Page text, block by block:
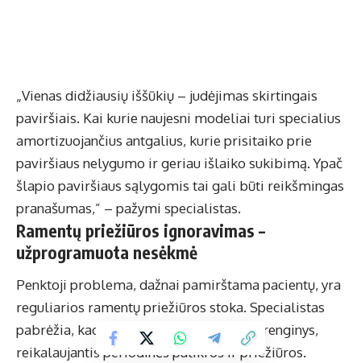
„Vienas didžiausių iššūkių – judėjimas skirtingais
paviršiais. Kai kurie naujesni modeliai turi specialius
amortizuojančius antgalius, kurie prisitaiko prie
paviršiaus nelygumo ir geriau išlaiko sukibimą. Ypač
šlapio paviršiaus sąlygomis tai gali būti reikšmingas
pranašumas,” – pažymi specialistas.
Ramentų priežiūros ignoravimas –
užprogramuota nesėkmė
Penktoji problema, dažnai pamirštama pacientų, yra
reguliarios ramentų priežiūros stoka. Specialistas
pabrėžia, kad ramentai yra mechaninis įrenginys,
reikalaujantis periodinės patikros ir priežiūros.